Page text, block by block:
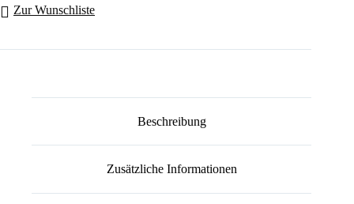
Menge
Zur Wunschliste
Beschreibung
Zusätzliche Informationen